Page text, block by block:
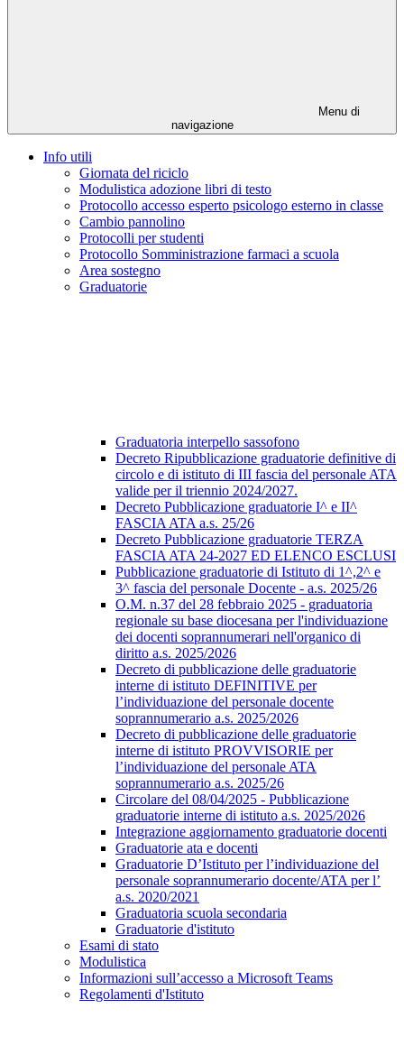
Menu di
navigazione
Info utili
Giornata del riciclo
Modulistica adozione libri di testo
Protocollo accesso esperto psicologo esterno in classe
Cambio pannolino
Protocolli per studenti
Protocollo Somministrazione farmaci a scuola
Area sostegno
Graduatorie
Graduatoria interpello sassofono
Decreto Ripubblicazione graduatorie definitive di
circolo e di istituto di III fascia del personale ATA
valide per il triennio 2024/2027.
Decreto Pubblicazione graduatorie I^ e II^
FASCIA ATA a.s. 25/26
Decreto Pubblicazione graduatorie TERZA
FASCIA ATA 24-2027 ED ELENCO ESCLUSI
Pubblicazione graduatorie di Istituto di 1^,2^ e
3^ fascia del personale Docente - a.s. 2025/26
O.M. n.37 del 28 febbraio 2025 - graduatoria
regionale su base diocesana per l'individuazione
dei docenti soprannumerari nell'organico di
diritto a.s. 2025/2026
Decreto di pubblicazione delle graduatorie
interne di istituto DEFINITIVE per
l’individuazione del personale docente
soprannumerario a.s. 2025/2026
Decreto di pubblicazione delle graduatorie
interne di istituto PROVVISORIE per
l’individuazione del personale ATA
soprannumerario a.s. 2025/26
Circolare del 08/04/2025 - Pubblicazione
graduatorie interne di istituto a.s. 2025/2026
Integrazione aggiornamento graduatorie docenti
Graduatorie ata e docenti
Graduatorie D’Istituto per l’individuazione del
personale soprannumerario docente/ATA per l’
a.s. 2020/2021
Graduatoria scuola secondaria
Graduatorie d'istituto
Esami di stato
Modulistica
Informazioni sull’accesso a Microsoft Teams
Regolamenti d'Istituto